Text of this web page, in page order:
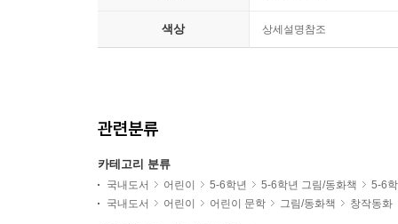
색상 상세설명참조
관련분류
카테고리 분류
국내도서 어린이 5-6학년 5-6학년 그림/동화책
5-6
국내도서
어린이 어린이 문학 그림/동화책 창작동화